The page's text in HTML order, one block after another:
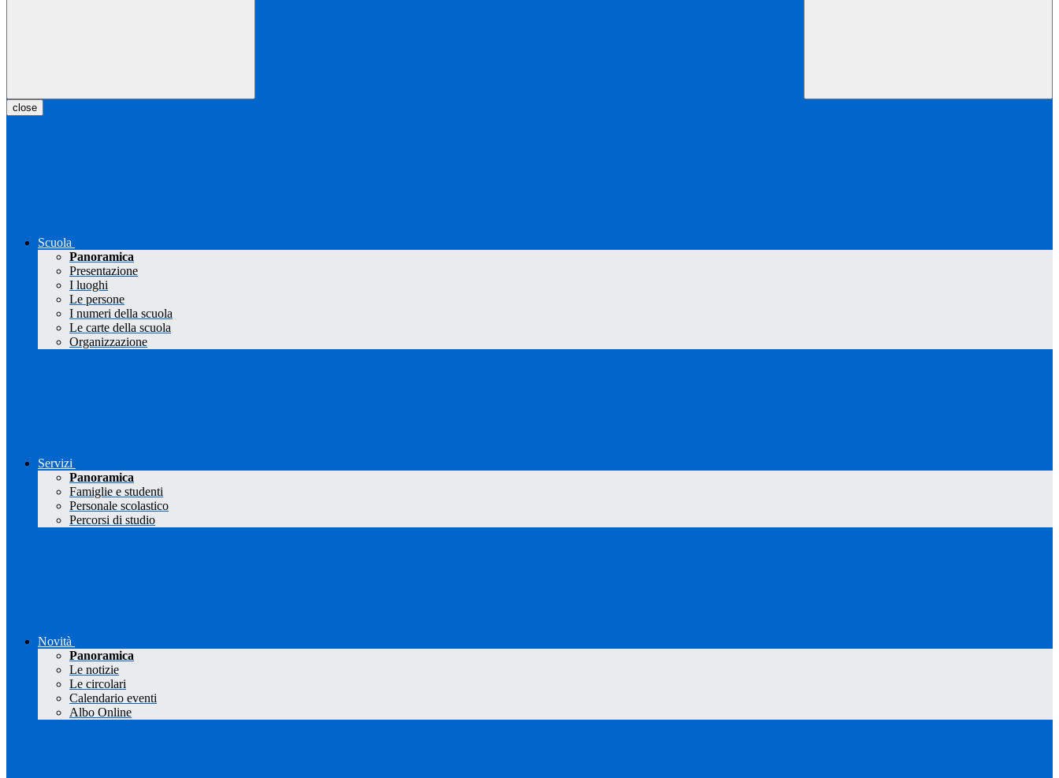
close
Scuola
Panoramica
Presentazione
I luoghi
Le persone
I numeri della scuola
Le carte della scuola
Organizzazione
Servizi
Panoramica
Famiglie e studenti
Personale scolastico
Percorsi di studio
Novità
Panoramica
Le notizie
Le circolari
Calendario eventi
Albo Online